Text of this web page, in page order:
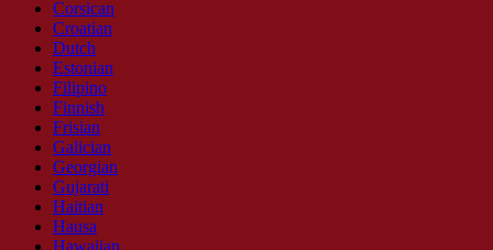
Corsican
Croatian
Dutch
Estonian
Filipino
Finnish
Frisian
Galician
Georgian
Gujarati
Haitian
Hausa
Hawaiian